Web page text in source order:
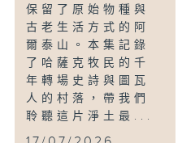
保留了原始物種與
古老生活方式的阿
爾泰山。本集記錄
了哈薩克牧民的千
年轉場史詩與圖瓦
人的村落，帶我們
聆聽這片淨土最...